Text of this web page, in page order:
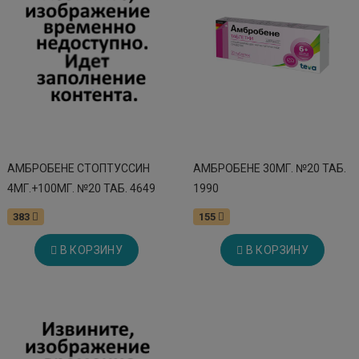
АМБРОБЕНЕ СТОПТУССИН
4МГ.+100МГ. №20 ТАБ. 4649
383
В КОРЗИНУ
АМБРОБЕНЕ 30МГ. №20 ТАБ.
1990
155
В КОРЗИНУ